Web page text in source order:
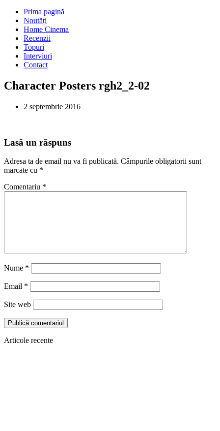
Prima pagină
Noutăți
Home Cinema
Recenzii
Topuri
Interviuri
Contact
Character Posters rgh2_2-02
2 septembrie 2016
Lasă un răspuns
Adresa ta de email nu va fi publicată. Câmpurile obligatorii sunt
marcate cu *
Comentariu *
Nume *
Email *
Site web
Articole recente